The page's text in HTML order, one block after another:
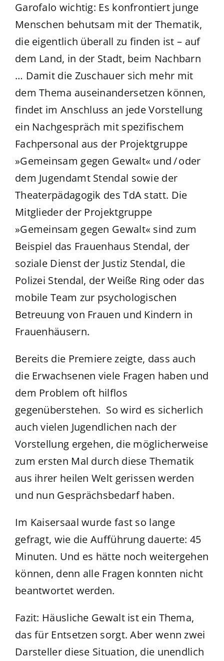
Garofalo wichtig: Es konfrontiert junge
Menschen behutsam mit der Thematik,
die eigentlich überall zu finden ist – auf
dem Land, in der Stadt, beim Nachbarn
… Damit die Zuschauer sich mehr mit
dem Thema auseinandersetzen können,
findet im Anschluss an jede Vorstellung
ein Nachgespräch mit spezifischem
Fachpersonal aus der Projektgruppe
»Gemeinsam gegen Gewalt« und / oder
dem Jugendamt Stendal sowie der
Theaterpädagogik des TdA statt. Die
Mitglieder der Projektgruppe
»Gemeinsam gegen Gewalt« sind zum
Beispiel das Frauenhaus Stendal, der
soziale Dienst der Justiz Stendal, die
Polizei Stendal, der Weiße Ring oder das
mobile Team zur psychologischen
Betreuung von Frauen und Kindern in
Frauenhäusern.
Bereits die Premiere zeigte, dass auch
die Erwachsenen viele Fragen haben und
dem Problem oft hilflos
gegenüberstehen. So wird es sicherlich
auch vielen Jugendlichen nach der
Vorstellung ergehen, die möglicherweise
zum ersten Mal durch diese Thematik
aus ihrer heilen Welt gerissen werden
und nun Gesprächsbedarf haben.
Im Kaisersaal wurde fast so lange
gefragt, wie die Aufführung dauerte: 45
Minuten. Und es hätte noch weitergehen
können, denn alle Fragen konnten nicht
beantwortet werden.
Fazit: Häusliche Gewalt ist ein Thema,
das für Entsetzen sorgt. Aber wenn zwei
Darsteller diese Situation, die unendlich